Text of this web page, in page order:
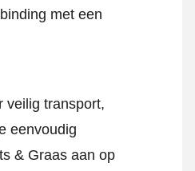
met een
veilig transport,
eenvoudig
& Graas aan op